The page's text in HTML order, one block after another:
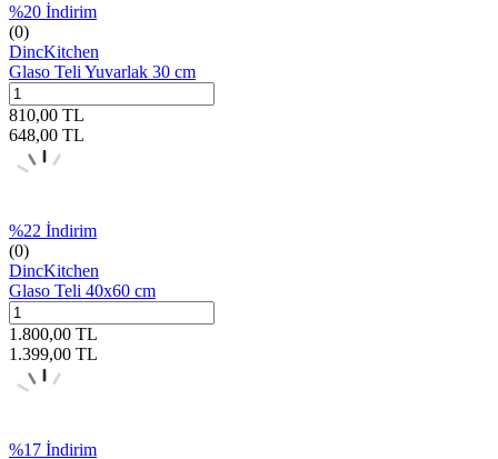
%20 İndirim
(0)
DincKitchen
Glaso Teli Yuvarlak 30 cm
810,00 TL
648,00 TL
%22 İndirim
(0)
DincKitchen
Glaso Teli 40x60 cm
1.800,00 TL
1.399,00 TL
%17 İndirim